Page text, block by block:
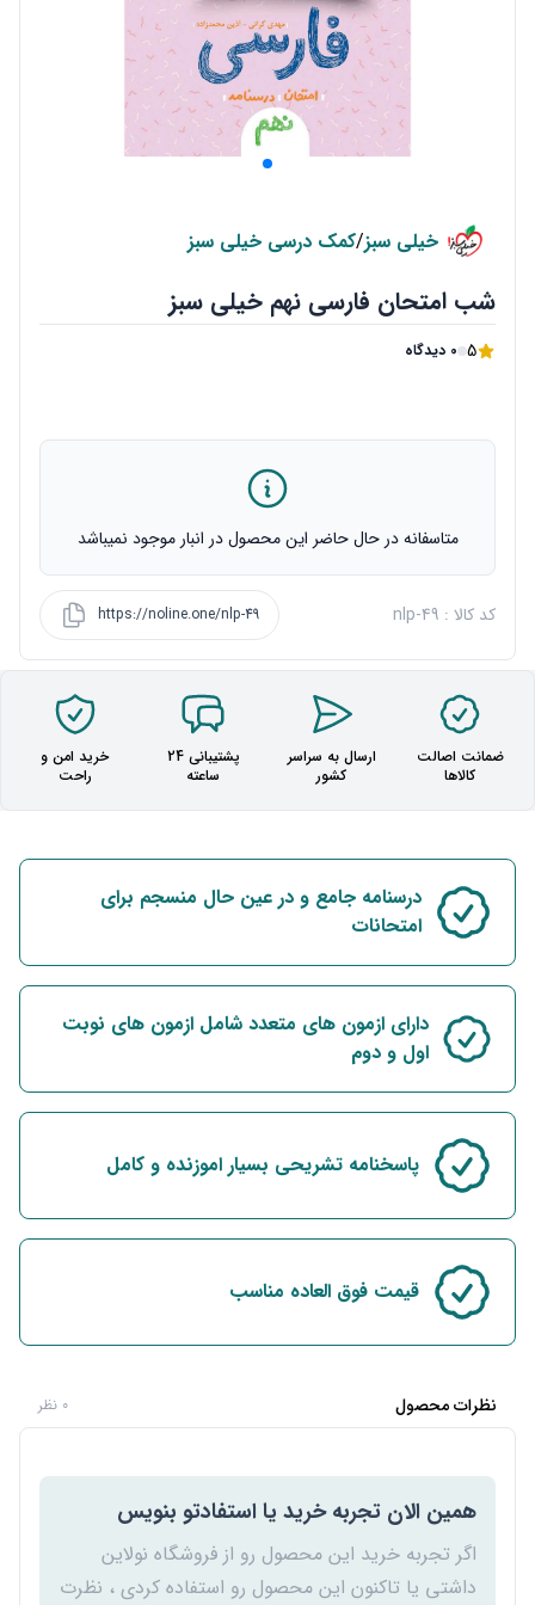
خیلی سبز/کمک درسی خیلی سبز
شب امتحان فارسی نهم خیلی سبز
5 0 دیدگاه
متاسفانه در حال حاضر این محصول در انبار موجود نمیباشد
کد کالا : nlp-49 https://noline.one/nlp-49
ضمانت اصالت
کالاها
ارسال به سراسر
کشور
پشتیبانی 24
ساعته
خرید امن و
راحت
درسنامه جامع و در عین حال منسجم برای
امتحانات
دارای ازمون های متعدد شامل ازمون های نوبت
اول و دوم
پاسخنامه تشریحی بسیار اموزنده و کامل
قیمت فوق العاده مناسب
نظرات محصول 0 نظر
همین الان تجربه خرید یا استفادتو بنویس
اگر تجربه خرید این محصول رو از فروشگاه نولاین
داشتی یا تاکنون این محصول رو استفاده کردی ، نظرت